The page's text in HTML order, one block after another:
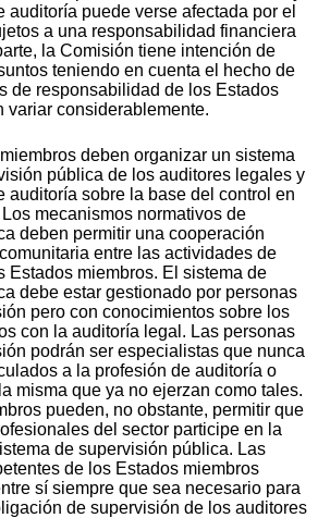
auditoría puede verse afectada por el
a una responsabilidad financiera
la Comisión tiene intención de
teniendo en cuenta el hecho de
de responsabilidad de los Estados
variar considerablemente.
deben organizar un sistema
pública de los auditores legales y
auditoría sobre la base del control en
mecanismos normativos de
deben permitir una cooperación
entre las actividades de
Estados miembros. El sistema de
debe estar gestionado por personas
pero con conocimientos sobre los
con la auditoría legal. Las personas
podrán ser especialistas que nunca
a la profesión de auditoría o
misma que ya no ejerzan como tales.
pueden, no obstante, permitir que
del sector participe en la
de supervisión pública. Las
de los Estados miembros
sí siempre que sea necesario para
de supervisión de los auditores